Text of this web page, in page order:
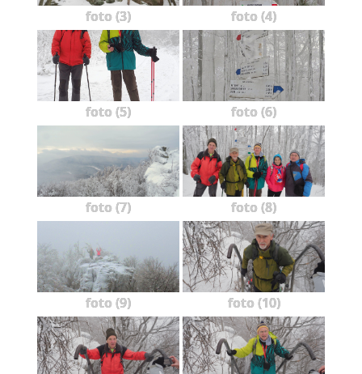
foto (3) foto (4)
foto (5) foto (6)
foto (7) foto (8)
foto (9) foto (10)